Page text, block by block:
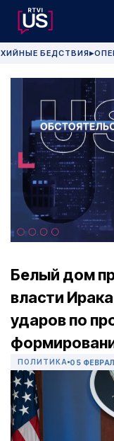
БЕДСТВИЯ▶
Белый дом
власти
ударов по
ПОЛИТИКА 05